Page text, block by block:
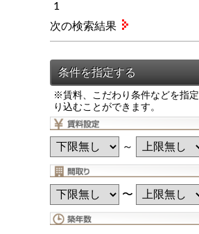
1
※賃料、こだわり条件などを指
り込むことができます。
～
〜